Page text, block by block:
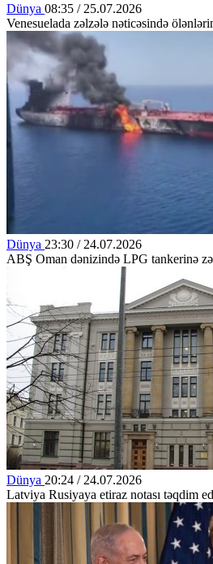
Dünya 08:35 / 25.07.2026
Venesuelada zəlzələ nəticəsində
Dünya 23:30 / 24.07.2026
ABŞ Oman dənizində LPG tankerinə
Dünya 20:24 / 24.07.2026
Latviya Rusiyaya etiraz notası təqdim